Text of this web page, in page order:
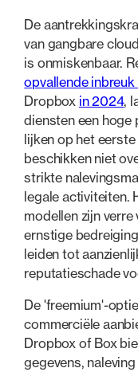
De
van gangbare
is onmiskenbaar.
opvallende
Dropbox in 2024,
diensten een hoge
lijken op het
beschikken niet
strikte
legale activiteiten.
modellen zijn verre
ernstige
leiden tot
reputatieschade
De 'freemium'-
commerciële
Dropbox of Box
gegevens,